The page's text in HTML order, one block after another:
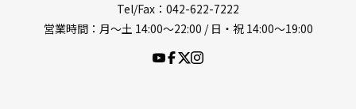
Tel/Fax：042-622-7222
営業時間：月〜土 14:00〜22:00 / 日・祝 14:00〜19:00